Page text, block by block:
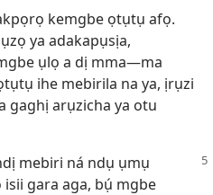
kemgbe ọtụtụ afọ.
ya adakapụsịa,
ụlọ a dị mma—ma
ihe mebirila na ya, ịrụzi
gaghị arụzicha ya otu
mebiri ná ndụ ụmụ
gara aga, bụ́ mgbe